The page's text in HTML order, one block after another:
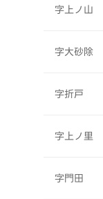
字上ノ山
字大砂除
字折戸
字上ノ里
字門田